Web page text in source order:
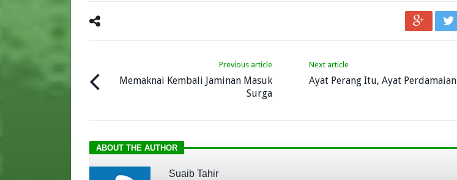
Previous article
Memaknai Kembali Jaminan Masuk
Surga
Next article
Ayat Perang Itu, Ayat Perdamaian
ABOUT THE AUTHOR
Suaib Tahir